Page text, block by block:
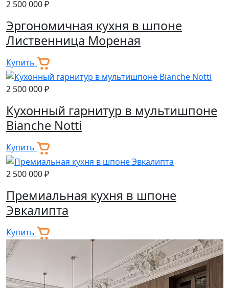
2 500 000 ₽
Эргономичная кухня в шпоне
Лиственница Мореная
Купить
2 500 000 ₽
Кухонный гарнитур в мультишпоне
Bianche Notti
Купить
2 500 000 ₽
Премиальная кухня в шпоне
Эвкалипта
Купить